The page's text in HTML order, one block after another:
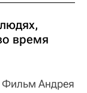
время
Фильм Андрея